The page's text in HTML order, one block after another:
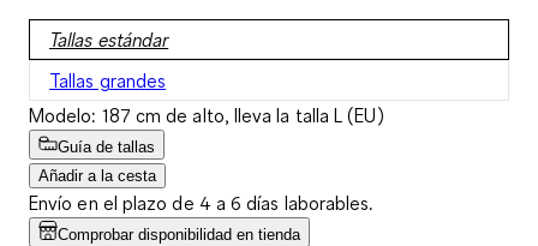
Tallas estándar
Tallas grandes
Modelo: 187 cm de alto, lleva la talla L (EU)
Guía de tallas
Añadir a la cesta
Envío en el plazo de 4 a 6 días laborables.
Comprobar disponibilidad en tienda